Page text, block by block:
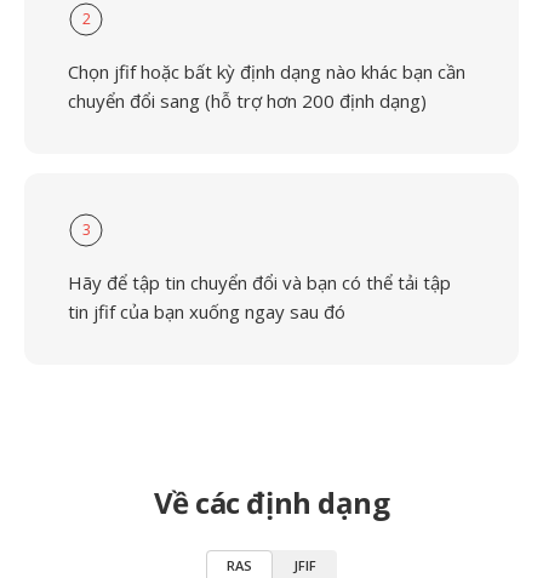
2
Chọn jfif hoặc bất kỳ định dạng nào khác bạn cần
chuyển đổi sang (hỗ trợ hơn 200 định dạng)
3
Hãy để tập tin chuyển đổi và bạn có thể tải tập
tin jfif của bạn xuống ngay sau đó
Về các định dạng
RAS JFIF